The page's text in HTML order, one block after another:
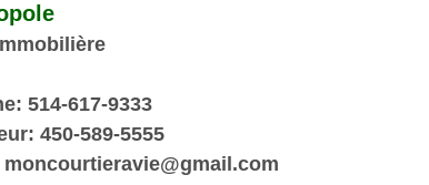
514-617-9333
450-589-5555